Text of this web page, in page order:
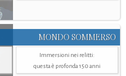
MONDO SOMMERSO
Immersioni nei relitti:
questa è profonda 150 anni